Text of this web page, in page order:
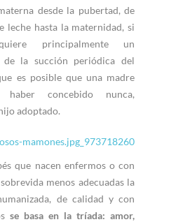
desde la pubertad, de
leche hasta la maternidad, si
principalmente un
de la succión periódica del
es posible que una madre
concebido nunca,
adoptado.
que nacen enfermos o con
menos adecuadas la
de calidad y con
se basa en la tríada: amor,